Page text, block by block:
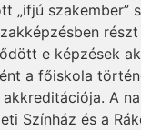
„ifjú szakember”
e képzések
a főiskola
A
Színház és a